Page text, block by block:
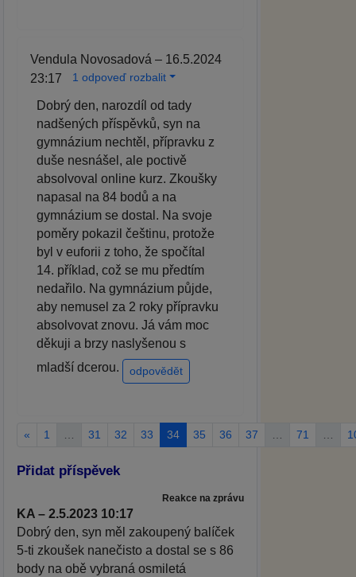
Vendula Novosadová – 16.5.2024
23:17
1 odpoveď rozbalit
Dobrý den, narozdíl od tady
nadšených příspěvků, syn na
gymnázium nechtěl, přípravku z
duše nesnášel, ale poctivě
absolvoval online kurz. Zkoušky
napasal na 84 bodů a na
gymnázium se dostal. Na svoje
poměry pokazil češtinu, protože
byl v euforii z toho, že spočítal
14. příklad, což se mu předtím
nedařilo. Na gymnázium půjde,
aby nemusel za 2 roky přípravku
absolvovat znovu. Já vám moc
děkuji a brzy naslyšenou s
mladší dcerou.
odpovědět
« 1 31 32 33 34 35 36 37 71
Přidat příspěvek
Reakce na zprávu
KA – 2.5.2023 10:17
Dobrý den, syn měl zakoupený balíček
5-ti zkoušek nanečisto a dostal se s 86
body na obě vybraná osmiletá